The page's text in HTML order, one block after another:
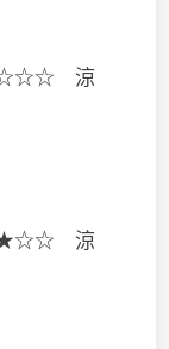
涼
涼